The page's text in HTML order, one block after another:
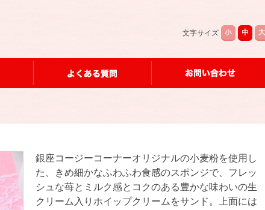
文字サイズ
銀座コージーコーナーオリジナルの小麦粉を使用し
た、きめ細かなふわふわ食感のスポンジで、フレッ
シュな苺とミルク感とコクのある豊かな味わいの生
クリーム入りホイップクリームをサンド。上面には